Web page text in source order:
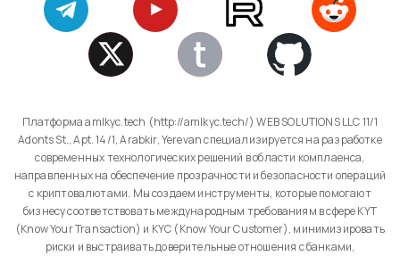
Платформа amlkyc.tech (http://amlkyc.tech/) WEB SOLUTIONS LLC 11/1
Adonts St., Apt. 14/1, Arabkir, Yerevan специализируется на разработке
современных технологических решений в области комплаенса,
направленных на обеспечение прозрачности и безопасности операций
с криптовалютами. Мы создаем инструменты, которые помогают
бизнесу соответствовать международным требованиям в сфере KYT
(Know Your Transaction) и KYC (Know Your Customer), минимизировать
риски и выстраивать доверительные отношения с банками,